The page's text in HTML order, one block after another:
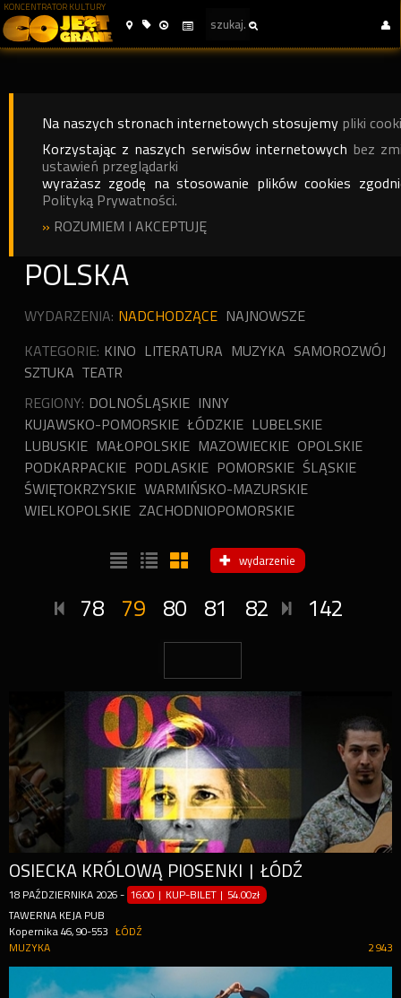
KONCENTRATOR KULTURY
Na naszych stronach internetowych stosujemy pliki
Korzystając z naszych serwisów internetowych bez
ustawień przeglądarki
wyrażasz zgodę na stosowanie plików cookies
Polityką Prywatności.
» ROZUMIEM I AKCEPTUJĘ
POLSKA
WYDARZENIA: NADCHODZĄCE NAJNOWSZE
KATEGORIE: KINO LITERATURA MUZYKA SAMOROZWÓJ
SZTUKA TEATR
REGIONY: DOLNOŚLĄSKIE INNY
KUJAWSKO-POMORSKIE ŁÓDZKIE LUBELSKIE
LUBUSKIE MAŁOPOLSKIE MAZOWIECKIE OPOLSKIE
PODKARPACKIE PODLASKIE POMORSKIE ŚLĄSKIE
ŚWIĘTOKRZYSKIE WARMIŃSKO-MAZURSKIE
WIELKOPOLSKIE ZACHODNIOPOMORSKIE
wydarzenie
78 79 80 81 82 142
OSIECKA KRÓLOWĄ PIOSENKI | ŁÓDŹ
18 PAŹDZIERNIKA 2026 - 16:00 | KUP-BILET | 54.00zł
TAWERNA KEJA PUB
Kopernika 46, 90-553
ŁÓDŹ
2 943
MUZYKA